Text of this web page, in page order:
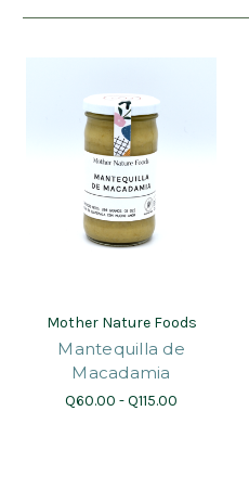
Mother Nature Foods
Mantequilla de
Macadamia
Q60.00 - Q115.00